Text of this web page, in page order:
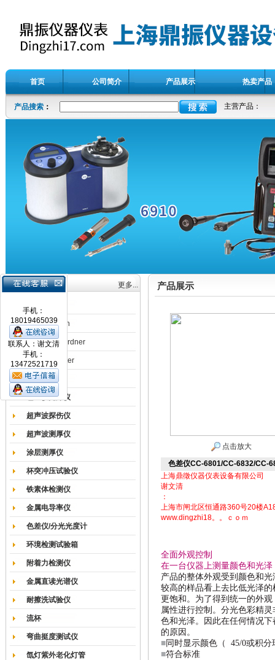
首页 公司简介 产品展示 热卖产品
产品搜索 ： 主营产品：
手机：
18019465039
联系人：谢文清
手机：
13472521719
产品目录 更多...
涂膜机
德国Erichsen
德国BYK-Gardner
英国Elcometer
耐磨试验机
色差仪光泽仪
超声波探伤仪
超声波测厚仪
涂层测厚仪
杯突冲压试验仪
铁素体检测仪
金属电导率仪
色差仪/分光光度计
环境检测试验箱
附着力检测仪
金属直读光谱仪
耐擦洗试验仪
流杯
弯曲挺度测试仪
氙灯紫外老化灯管
产品展示
点击放大
色差仪CC-6801/CC-6832/CC-
上海鼎徵仪器仪表设备有限公司
谢文清
：
上海市闸北区恒通路360号20楼
www.dingzhi18。。ｃｏｍ
全面外观控制
在一台仪器上测量颜色和光泽
产品的整体外观受到颜色和
较高的样品看上去比低光泽
更饱和。为了得到统一的外
属性进行控制。分光色彩精
色和光泽。因此在任何情况
的原因。
■同时显示颜色（ 45/0或积分
■符合标准